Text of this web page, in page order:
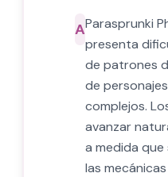
AParasprunki
presenta
de patrones
de
complejos.
avanzar
a medida que
las